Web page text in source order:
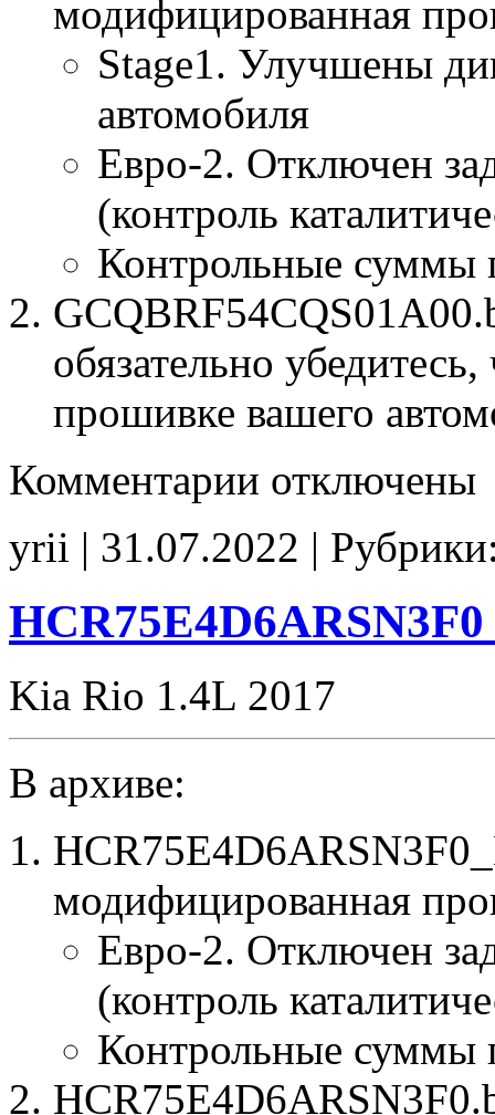
модифицированная
Stage1. Улучшены
автомобиля
Евро-2. Отключен
(контроль
Контрольные суммы
обязательно
прошивке вашего
Комментарии записи
E2
CHK(ok)
отключены
yrii | 31.07.2022 |
Kia Rio 1.4L 2017
В архиве:
модифицированная
Евро-2. Отключен
(контроль
Контрольные суммы